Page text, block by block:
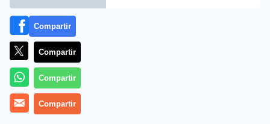
Compartir
Compartir
Compartir
Compartir